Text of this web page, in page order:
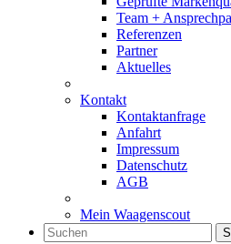
Team +
Referenzen
Partner
Aktuelles
Kontakt
Kontaktanfrage
Anfahrt
Impressum
Datenschutz
AGB
Mein Waagenscout